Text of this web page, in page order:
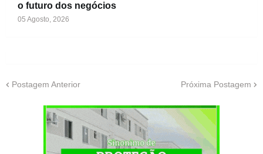
o futuro dos negócios
05 Agosto, 2026
Postagem Anterior Próxima Postagem